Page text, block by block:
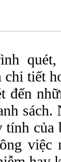
quét,
tiết
đến
tính
việc